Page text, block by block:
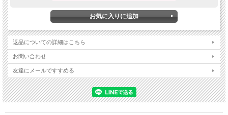
返品についての詳細はこちら
お問い合わせ
友達にメールですすめる